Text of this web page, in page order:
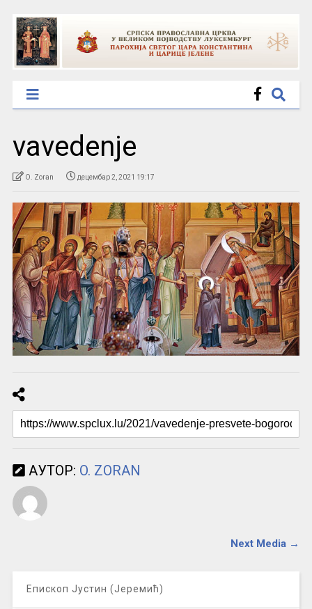
vavedenje
O. Zoran децембар 2, 2021 19:17
АУТОР: O. ZORAN
Next Media →
Епископ Јустин (Јеремић)